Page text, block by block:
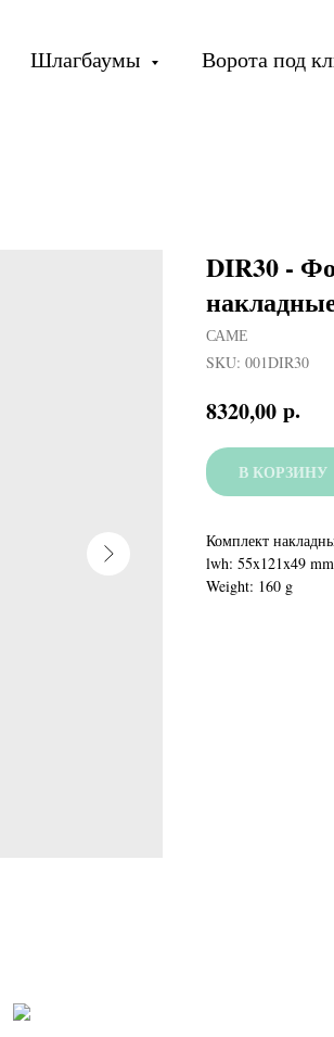
Шлагбаумы Ворота под
DIR30 -
САМЕ
SKU: 001DIR30
8320,00 р.
В КОРЗИНУ
Комплект
lwh: 55x121x49 mm
Weight: 160 g